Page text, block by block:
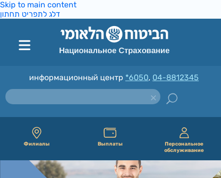
Skip to main content
דלג לתפריט תחתון
информационный центр *6050, 04-8812345
Филиалы Выплаты
Персональное
обслуживание